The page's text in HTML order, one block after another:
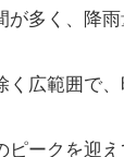
多く、降
く広範囲で
ークを迎